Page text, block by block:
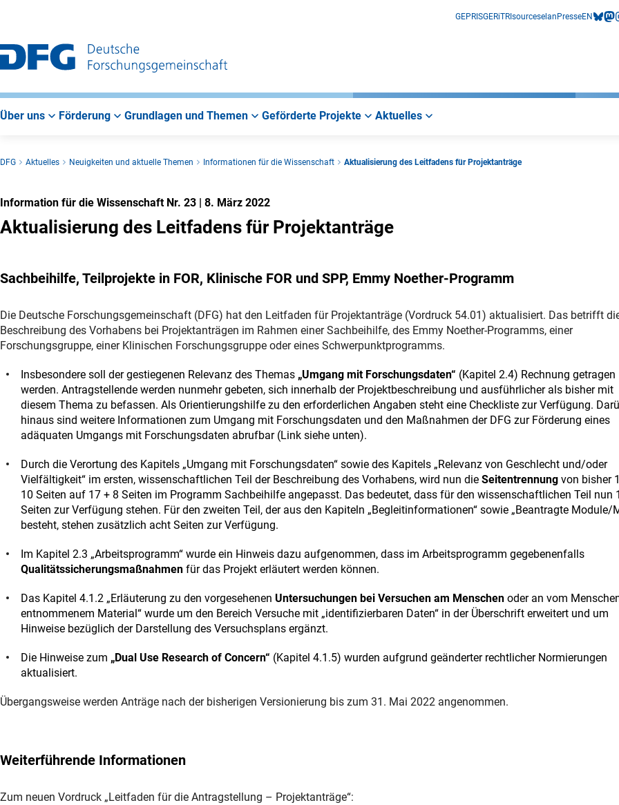
GEPRISGERiTRIsourceselan PresseEN
Über uns Förderung Grundlagen und Themen Geförderte Projekte Aktuelles
DFG Aktuelles Neuigkeiten und aktuelle Themen Informationen für die Wissenschaft Aktualisierung des Leitfadens für Projektanträge
Information für die Wissenschaft Nr. 23 | 8. März 2022
Aktualisierung des Leitfadens für Projektanträge
Sachbeihilfe, Teilprojekte in FOR, Klinische FOR und SPP, Emmy Noether-Programm
Die Deutsche Forschungsgemeinschaft (DFG) hat den Leitfaden für Projektanträge (Vordruck 54.01) aktualisiert. Das betrifft
Beschreibung des Vorhabens bei Projektanträgen im Rahmen einer Sachbeihilfe, des Emmy Noether-Programms, einer
Forschungsgruppe, einer Klinischen Forschungsgruppe oder eines Schwerpunktprogramms.
Insbesondere soll der gestiegenen Relevanz des Themas „Umgang mit Forschungsdaten“ (Kapitel 2.4) Rechnung getragen
werden. Antragstellende werden nunmehr gebeten, sich innerhalb der Projektbeschreibung und ausführlicher als bisher mit
diesem Thema zu befassen. Als Orientierungshilfe zu den erforderlichen Angaben steht eine Checkliste zur Verfügung.
hinaus sind weitere Informationen zum Umgang mit Forschungsdaten und den Maßnahmen der DFG zur Förderung eines
adäquaten Umgangs mit Forschungsdaten abrufbar (Link siehe unten).
Durch die Verortung des Kapitels „Umgang mit Forschungsdaten“ sowie des Kapitels „Relevanz von Geschlecht und/oder
Vielfältigkeit“ im ersten, wissenschaftlichen Teil der Beschreibung des Vorhabens, wird nun die Seitentrennung von bisher
10 Seiten auf 17 + 8 Seiten im Programm Sachbeihilfe angepasst. Das bedeutet, dass für den wissenschaftlichen Teil nun
Seiten zur Verfügung stehen. Für den zweiten Teil, der aus den Kapiteln „Begleitinformationen“ sowie „Beantragte Module/
besteht, stehen zusätzlich acht Seiten zur Verfügung.
Im Kapitel 2.3 „Arbeitsprogramm“ wurde ein Hinweis dazu aufgenommen, dass im Arbeitsprogramm gegebenenfalls
Qualitätssicherungsmaßnahmen für das Projekt erläutert werden können.
Das Kapitel 4.1.2 „Erläuterung zu den vorgesehenen Untersuchungen bei Versuchen am Menschen oder an vom
entnommenem Material“ wurde um den Bereich Versuche mit „identifizierbaren Daten“ in der Überschrift erweitert und um
Hinweise bezüglich der Darstellung des Versuchsplans ergänzt.
Die Hinweise zum „Dual Use Research of Concern“ (Kapitel 4.1.5) wurden aufgrund geänderter rechtlicher Normierungen
aktualisiert.
Übergangsweise werden Anträge nach der bisherigen Versionierung bis zum 31. Mai 2022 angenommen.
Weiterführende Informationen
Zum neuen Vordruck „Leitfaden für die Antragstellung – Projektanträge“: